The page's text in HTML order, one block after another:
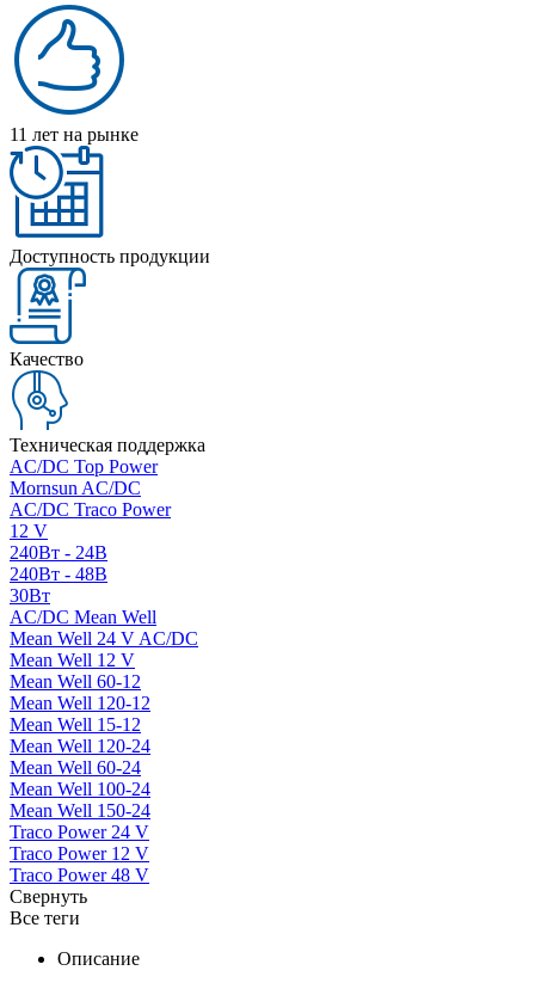
11 лет на рынке
Доступность продукции
Качество
Техническая поддержка
AC/DC Top Power
Mornsun AC/DC
AC/DC Traco Power
12 V
240Вт - 24В
240Вт - 48В
30Вт
AC/DC Mean Well
Mean Well 24 V AC/DC
Mean Well 12 V
Mean Well 60-12
Mean Well 120-12
Mean Well 15-12
Mean Well 120-24
Mean Well 60-24
Mean Well 100-24
Mean Well 150-24
Traco Power 24 V
Traco Power 12 V
Traco Power 48 V
Свернуть
Все теги
Описание